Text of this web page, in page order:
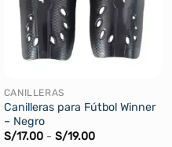
pueden
elegir
la
página
de
producto
CANILLERAS
Canilleras para Fútbol Winner
– Negro
S/17.00 - S/19.00Rango